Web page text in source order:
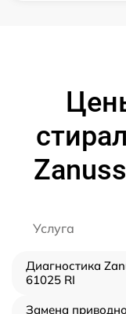
Услуга
Диагностика
61025 RI
Замена